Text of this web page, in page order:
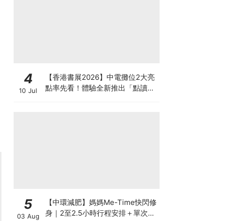
4
10 Jul
【香港書展2026】中電攤位2大亮
點率先看！體驗全新推出「點讀故
5
03 Aug
【中環減肥】媽媽Me-Time快閃修
身｜2至2.5小時行程安排＋單次收